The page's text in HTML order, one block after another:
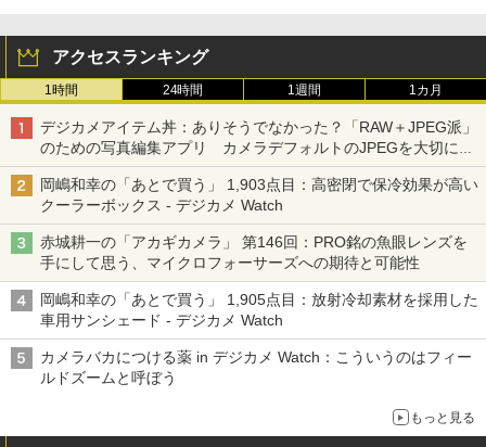
アクセスランキング
1時間 24時間 1週間 1カ月
デジカメアイテム丼：ありそうでなかった？「RAW＋JPEG派」
のための写真編集アプリ カメラデフォルトのJPEGを大切にす
る「Filmator」
岡嶋和幸の「あとで買う」 1,903点目：高密閉で保冷効果が高い
クーラーボックス - デジカメ Watch
赤城耕一の「アカギカメラ」 第146回：PRO銘の魚眼レンズを
手にして思う、マイクロフォーサーズへの期待と可能性
岡嶋和幸の「あとで買う」 1,905点目：放射冷却素材を採用した
車用サンシェード - デジカメ Watch
カメラバカにつける薬 in デジカメ Watch：こういうのはフィー
ルドズームと呼ぼう
もっと見る